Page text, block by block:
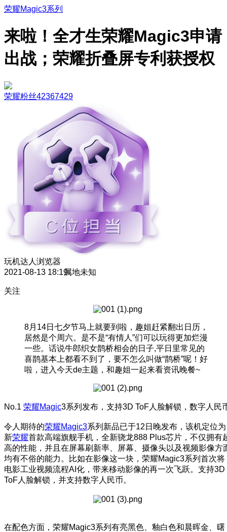
荣耀Magic3系列
来啦！全才生荣耀Magic3申请
出战；荣耀折叠屏专利获授权
荣耀粉丝42367429
玩机达人 浏览器
2021-08-13 18:19属地未知
关注
8月14日七夕节马上就要到啦，趣姐赶紧翻出日历，
居然是个周六。是不是“有情人”们可以玩得更加烂漫
一些。话说牛郎织女鹊桥相会的日子,平日里常见的
喜鹊基本上都看不到了，要不怎么叫做“鹊桥”呢！好
啦，进入今天de主题，和趣姐一起来看资讯晚餐~
No.1 荣耀Magic3系列发布，支持3D ToF人脸解锁，数字人民
令人期待的荣耀Magic3系列新品已于12日晚发布，该机定位为
新荣耀首款高端旗舰手机，全新骁龙888 Plus芯片，不仅拥有
高的性能，并且在屏幕刷新率、屏幕、摄像头以及视频影像方
均有不俗的能力。比如在影像这一块，荣耀Magic3系列首次将
电影工业视频流程AI化，带来移动影像的再一次飞跃。支持3D
ToF人脸解锁，并支持数字人民币。
在配色方面，荣耀Magic3系列有亮黑色、釉白色和晨晖金、曙